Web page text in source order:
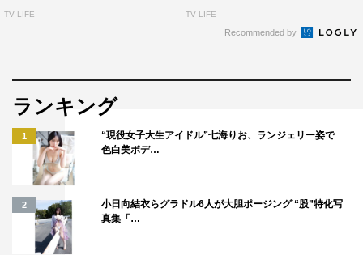
TV LIFE TV LIFE
Recommended by
ランキング
1
“現役女子大生アイドル”七海りお、ランジェリー姿で
色白美ボデ…
2
小日向結衣らグラドル6人が大胆ポージング “股”特化写
真集「…